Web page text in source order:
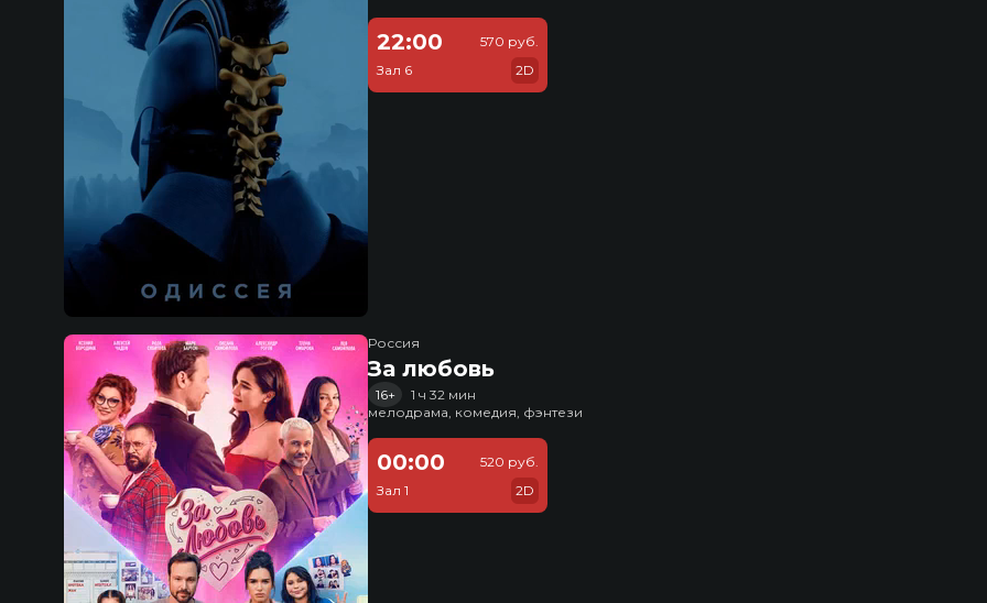
22:00
Зал 6
570 руб.
2D
Россия
За любовь
16+
1 ч 32 мин
мелодрама, комедия, фэнтези
00:00
Зал 1
520 руб.
2D